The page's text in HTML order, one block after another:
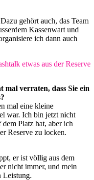
gehört auch, das Team
Kassenwart und
ich dann auch
etwas aus der Reserve
verraten, dass Sie ein
mal eine kleine
war. Ich bin jetzt nicht
Platz hat, aber ich
Reserve zu locken.
er ist völlig aus dem
nicht immer, und mein
Leistung.